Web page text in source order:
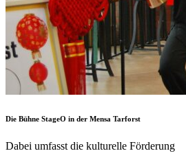
Die Bühne StageO in der Mensa Tarforst
Dabei umfasst die kulturelle Förderung